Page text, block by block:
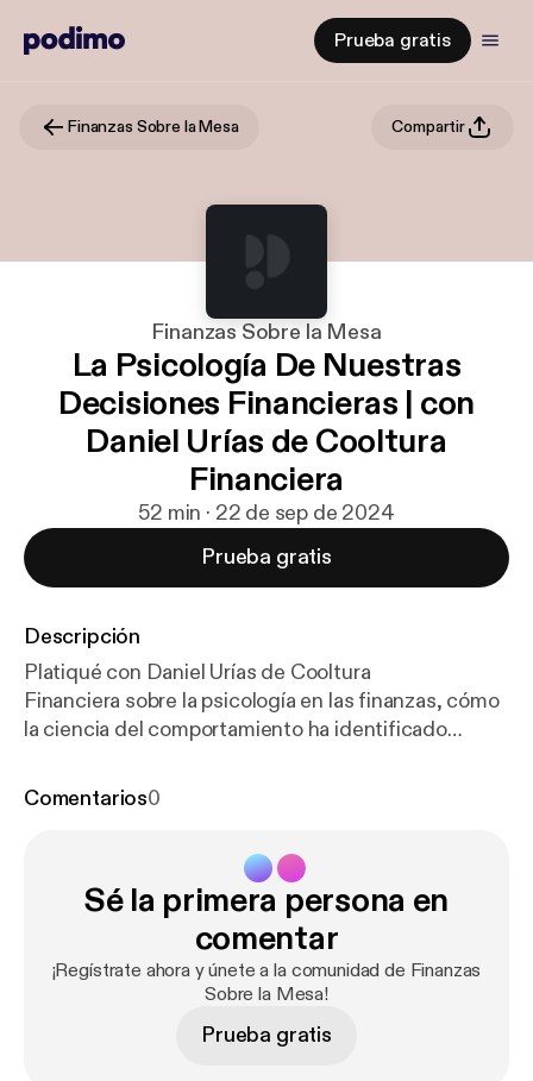
Prueba gratis
Finanzas Sobre la Mesa Compartir
Finanzas Sobre la Mesa
La Psicología De Nuestras
Decisiones Financieras | con
Daniel Urías de Cooltura
Financiera
52 min · 22 de sep de 2024
Prueba gratis
Descripción
Platiqué con Daniel Urías de Cooltura
Financiera sobre la psicología en las finanzas, cómo
la ciencia del comportamiento ha identificado
a tomar malas decisiones financieras, y cómo estos
Comentarios0
Sé la primera persona en
comentar
¡Regístrate ahora y únete a la comunidad de Finanzas
Sobre la Mesa!
Prueba gratis